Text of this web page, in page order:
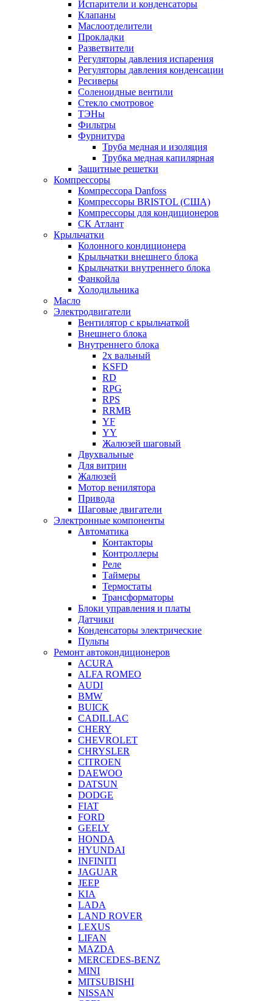
Испарители и конденсаторы
Клапаны
Маслоотделители
Прокладки
Разветвители
Регуляторы давления испарения
Регуляторы давления конденсации
Ресиверы
Соленоидные вентили
Стекло смотровое
ТЭНы
Фильтры
Фурнитура
Труба медная и изоляция
Трубка медная капилярная
Защитные решетки
Компрессоры
Компрессора Danfoss
Компрессоры BRISTOL (США)
Компрессоры для кондиционеров
СК Атлант
Крыльчатки
Колонного кондиционера
Крыльчатки внешнего блока
Крыльчатки внутреннего блока
Фанкойла
Холодильника
Масло
Электродвигатели
Вентилятор с крыльчаткой
Внешнего блока
Внутреннего блока
2х вальный
KSFD
RD
RPG
RPS
RRMB
YF
YY
Жалюзей шаговый
Двухвальные
Для витрин
Жалюзей
Мотор венилятора
Привода
Шаговые двигатели
Электронные компоненты
Автоматика
Контакторы
Контроллеры
Реле
Таймеры
Термостаты
Трансформаторы
Блоки управления и платы
Датчики
Конденсаторы электрические
Пульты
Ремонт автокондиционеров
ACURA
ALFA ROMEO
AUDI
BMW
BUICK
CADILLAC
CHERY
CHEVROLET
CHRYSLER
CITROEN
DAEWOO
DATSUN
DODGE
FIAT
FORD
GEELY
HONDA
HYUNDAI
INFINITI
JAGUAR
JEEP
KIA
LADA
LAND ROVER
LEXUS
LIFAN
MAZDA
MERCEDES-BENZ
MINI
MITSUBISHI
NISSAN